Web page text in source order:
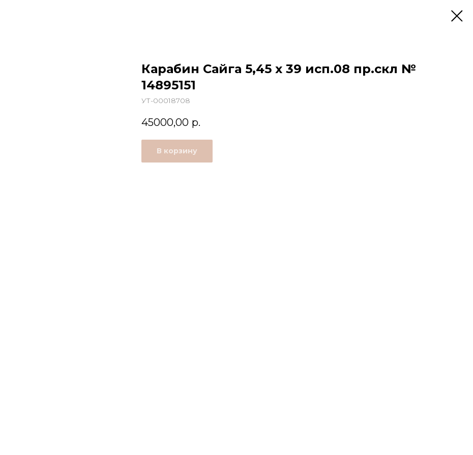
Карабин Сайга 5,45 х 39 исп.08 пр.скл №
14895151
УТ-00018708
45000,00 р.
В корзину